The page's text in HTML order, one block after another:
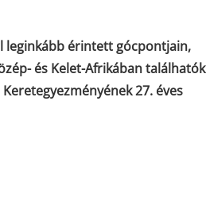
leginkább érintett gócpontjain,
és Kelet-Afrikában találhatók
27. éves